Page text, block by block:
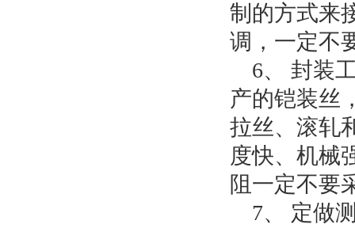
制的方式来
调，一定不
6、 封装
产的铠装丝
拉丝、滚轧
度快、机械
阻一定不要
7、 定做